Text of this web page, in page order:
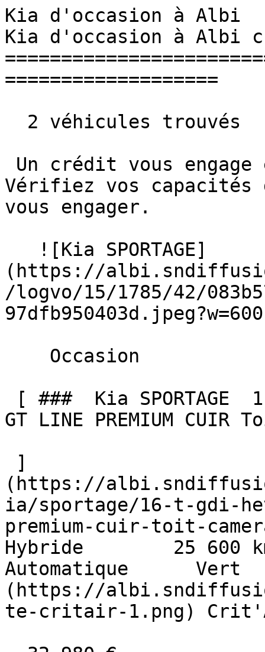
Kia d'occasion à
Kia d'occasion à Albi
===================
Vérifiez vos capacités
vous engager.
(https://
/logvo/15/1785/42/
GT LINE PREMIUM
(https://
ia/sportage/16-t-gdi-
premium-cuir-toit-
Hybride        25 600
Automatique
(https://
te-critair-1.png)